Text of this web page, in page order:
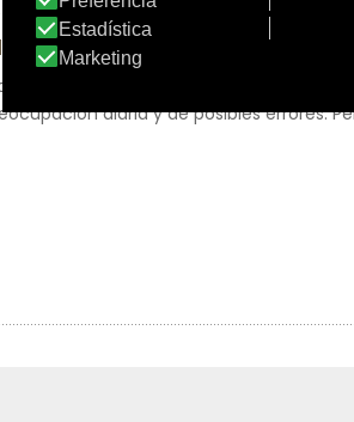
PASTWEEK DAYS
semanal. Evita las faltas o duplicidad
diaria y de posibles errores.